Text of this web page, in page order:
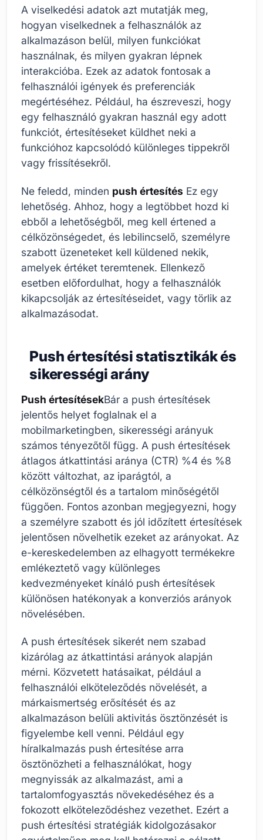
A viselkedési adatok azt mutatják meg,
hogyan viselkednek a felhasználók az
alkalmazáson belül, milyen funkciókat
használnak, és milyen gyakran lépnek
interakcióba. Ezek az adatok fontosak a
felhasználói igények és preferenciák
megértéséhez. Például, ha észreveszi, hogy
egy felhasználó gyakran használ egy adott
funkciót, értesítéseket küldhet neki a
funkcióhoz kapcsolódó különleges tippekről
vagy frissítésekről.
Ne feledd, minden push értesítés Ez egy
lehetőség. Ahhoz, hogy a legtöbbet hozd ki
ebből a lehetőségből, meg kell értened a
célközönségedet, és lebilincselő, személyre
szabott üzeneteket kell küldened nekik,
amelyek értéket teremtenek. Ellenkező
esetben előfordulhat, hogy a felhasználók
kikapcsolják az értesítéseidet, vagy törlik az
alkalmazásodat.
Push értesítési statisztikák és
sikerességi arány
Push értesítésekBár a push értesítések
jelentős helyet foglalnak el a
mobilmarketingben, sikerességi arányuk
számos tényezőtől függ. A push értesítések
átlagos átkattintási aránya (CTR) %4 és %8
között változhat, az iparágtól, a
célközönségtől és a tartalom minőségétől
függően. Fontos azonban megjegyezni, hogy
a személyre szabott és jól időzített értesítések
jelentősen növelhetik ezeket az arányokat. Az
e-kereskedelemben az elhagyott termékekre
emlékeztető vagy különleges
kedvezményeket kínáló push értesítések
különösen hatékonyak a konverziós arányok
növelésében.
A push értesítések sikerét nem szabad
kizárólag az átkattintási arányok alapján
mérni. Közvetett hatásaikat, például a
felhasználói elköteleződés növelését, a
márkaismertség erősítését és az
alkalmazáson belüli aktivitás ösztönzését is
figyelembe kell venni. Például egy
híralkalmazás push értesítése arra
ösztönözheti a felhasználókat, hogy
megnyissák az alkalmazást, ami a
tartalomfogyasztás növekedéséhez és a
fokozott elköteleződéshez vezethet. Ezért a
push értesítési stratégiák kidolgozásakor